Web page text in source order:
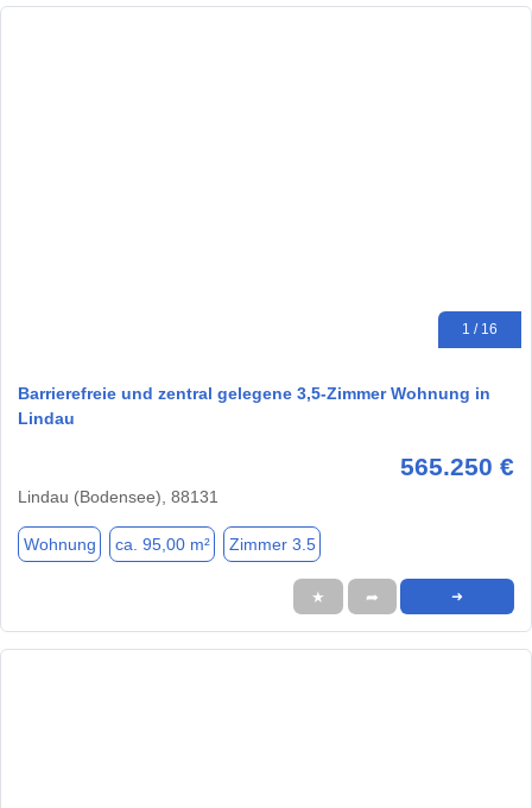
1 / 16
Barrierefreie und zentral gelegene 3,5-Zimmer Wohnung in
Lindau
565.250 €
Lindau (Bodensee), 88131
Wohnung ca. 95,00 m² Zimmer 3.5
★ ➦ ➜